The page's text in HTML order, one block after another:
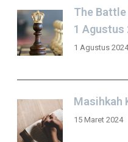
The
1 Agustus
1 Agustus 2024
Masihkah
15 Maret 2024